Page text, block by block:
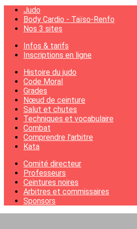
Judo
Body Cardio - Taïso-Renfo
Nos 3 sites
Infos & tarifs
Inscriptions en ligne
Histoire du judo
Code Moral
Grades
Nœud de ceinture
Salut et chutes
Techniques et vocabulaire
Combat
Comprendre l'arbitre
Kata
Comité directeur
Professeurs
Ceintures noires
Arbitres et commissaires
Sponsors